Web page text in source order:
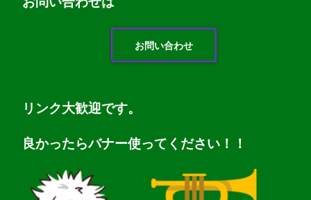
お問い合わせ
リンク大歓迎です。
良かったらバナー使ってください！！